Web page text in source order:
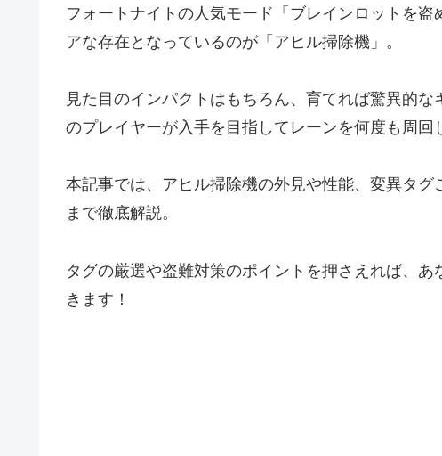
フォートナイトの人気モード「ブレインロットを
アな存在となっているのが「アヒル掃除機」。
見た目のインパクトはもちろん、育てれば驚異的
のプレイヤーが入手を目指してレーンを何度も周回
本記事では、アヒル掃除機の外見や性能、変異タ
まで徹底解説。
タグの厳選や盗難対策のポイントを押さえれば、
きます！